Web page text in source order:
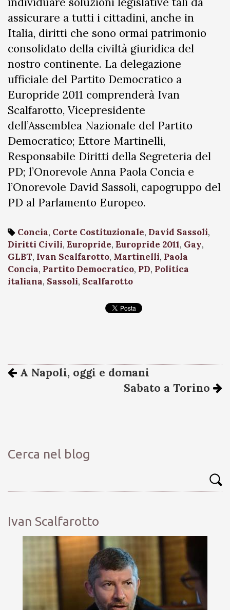
assicurare a tutti i cittadini, anche in
Italia, diritti che sono ormai patrimonio
consolidato della civiltà giuridica del
nostro continente. La delegazione
ufficiale del Partito Democratico a
Europride 2011 comprenderà Ivan
Scalfarotto, Vicepresidente
dell’Assemblea Nazionale del Partito
Democratico; Ettore Martinelli,
Responsabile Diritti della Segreteria del
PD; l’Onorevole Anna Paola Concia e
l’Onorevole David Sassoli, capogruppo del
PD al Parlamento Europeo.
Concia, Corte Costituzionale, David Sassoli,
Diritti Civili, Europride, Europride 2011, Gay,
GLBT, Ivan Scalfarotto, Martinelli, Paola
Concia, Partito Democratico, PD, Politica
italiana, Sassoli, Scalfarotto
A Napoli, oggi e domani
Sabato a Torino
Cerca nel blog
Ivan Scalfarotto